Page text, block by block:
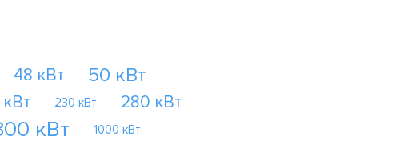
48 кВт 50 кВт
230 кВт 280 кВт
кВт 1000 кВт